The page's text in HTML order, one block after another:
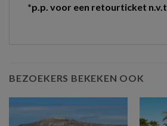
*p.p. voor een retourticket n.v.t.
BEZOEKERS BEKEKEN OOK